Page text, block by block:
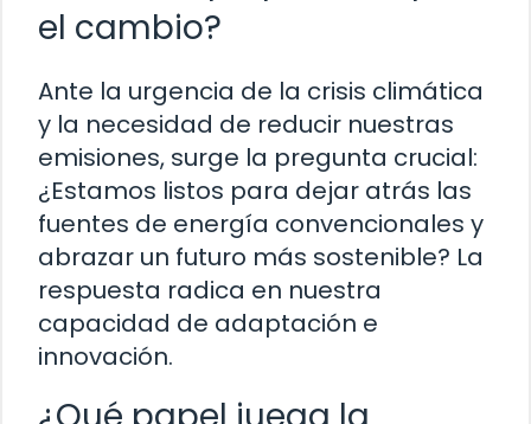
el cambio?
Ante la urgencia de la crisis climática
y la necesidad de reducir nuestras
emisiones, surge la pregunta crucial:
¿Estamos listos para dejar atrás las
fuentes de energía convencionales y
abrazar un futuro más sostenible? La
respuesta radica en nuestra
capacidad de adaptación e
innovación.